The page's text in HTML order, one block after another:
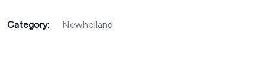
Category: Newholland